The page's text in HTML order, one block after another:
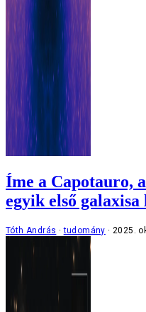
Íme a Capotauro,
egyik első galaxisa
Tóth András tudomány 2025.